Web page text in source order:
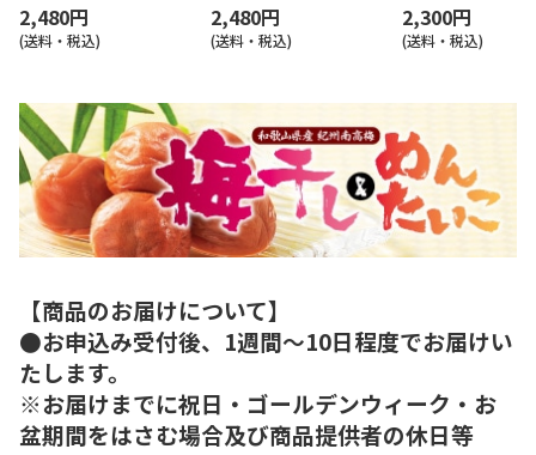
2,480円
(送料・税込)
2,480円
(送料・税込)
2,300円
(送料・税込)
【商品のお届けについて】
●お申込み受付後、1週間～10日程度でお届けい
たします。
※お届けまでに祝日・ゴールデンウィーク・お
盆期間をはさむ場合及び商品提供者の休日等